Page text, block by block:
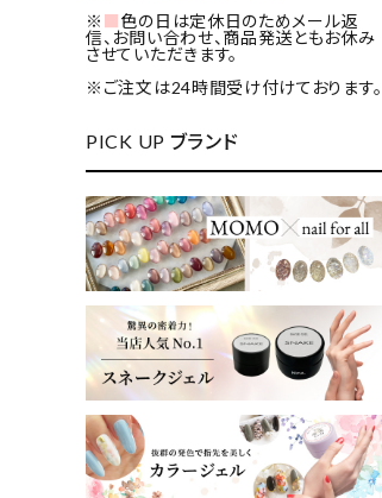
※ ■色の日は定休日のためメール返
信、お問い合わせ、商品発送ともお休み
させていただきます。
※ご注文は24時間受け付けております。
PICK UP ブランド